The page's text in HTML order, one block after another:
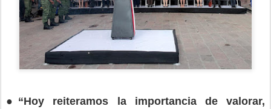
●“Hoy reiteramos la importancia de valorar,